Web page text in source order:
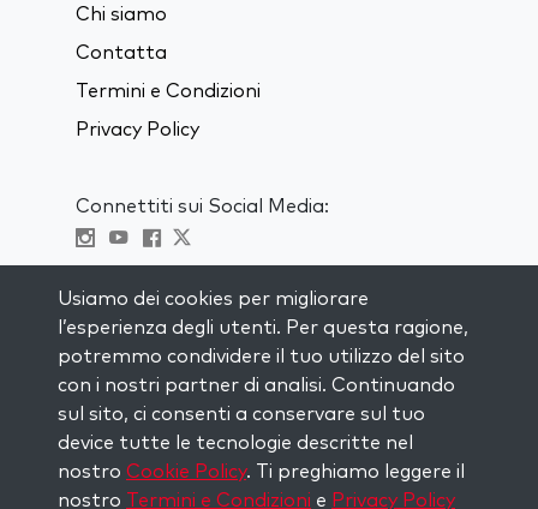
Chi siamo
Contatta
Termini e Condizioni
Privacy Policy
Connettiti sui Social Media:
RIMANI AGGIORNATO
Iscriviti alla nostra mailing list e ricevi
ispirazione ogni settimana nella tua
casella di posta.
Iscriviti
Usiamo dei cookies per migliorare
l’esperienza degli utenti. Per questa ragione,
potremmo condividere il tuo utilizzo del sito
con i nostri partner di analisi. Continuando
sul sito, ci consenti a conservare sul tuo
device tutte le tecnologie descritte nel
nostro Cookie Policy. Ti preghiamo leggere il
nostro Termini e Condizioni e Privacy Policy